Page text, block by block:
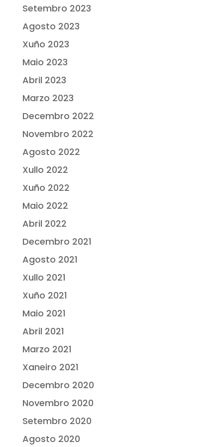
Setembro 2023
Agosto 2023
Xuño 2023
Maio 2023
Abril 2023
Marzo 2023
Decembro 2022
Novembro 2022
Agosto 2022
Xullo 2022
Xuño 2022
Maio 2022
Abril 2022
Decembro 2021
Agosto 2021
Xullo 2021
Xuño 2021
Maio 2021
Abril 2021
Marzo 2021
Xaneiro 2021
Decembro 2020
Novembro 2020
Setembro 2020
Agosto 2020